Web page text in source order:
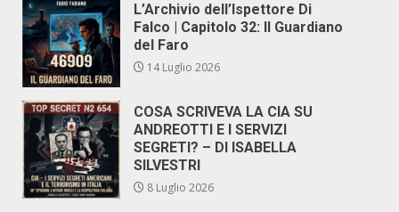
L’Archivio dell’Ispettore Di
Falco | Capitolo 32: Il Guardiano
del Faro
14 Luglio 2026
COSA SCRIVEVA LA CIA SU
ANDREOTTI E I SERVIZI
SEGRETI? – DI ISABELLA
SILVESTRI
8 Luglio 2026